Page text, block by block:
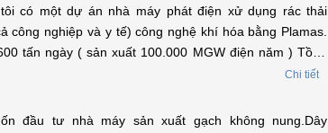
có một dự án nhà máy phát điện xử dụng rác thải
công nghiệp và y tế) công nghệ khí hóa bằng Plamas.
tấn ngày ( sản xuất 100.000 MGW điện năm ) Tồng
triệu USD. Xin được hỏi có thể xin hổ trợ về lãi xuất để
Chi tiết
đầu tư nhà máy sản xuất gạch không nung.Dây